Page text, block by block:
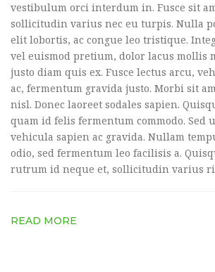
vestibulum orci interdum in. Fusce sit
sollicitudin varius nec eu turpis. Nulla
elit lobortis, ac congue leo tristique.
vel euismod pretium, dolor lacus mollis
justo diam quis ex. Fusce lectus arcu,
ac, fermentum gravida justo. Morbi sit
nisl. Donec laoreet sodales sapien.
quam id felis fermentum commodo. Sed
vehicula sapien ac gravida. Nullam
odio, sed fermentum leo facilisis a.
rutrum id neque et, sollicitudin varius
READ MORE